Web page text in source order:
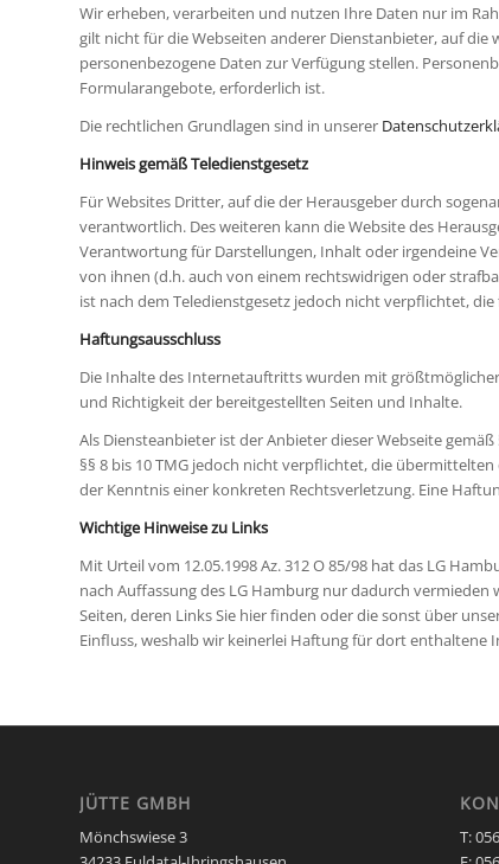
Wir erheben, verarbeiten und nutzen Ihre Daten nur im
gilt nicht für die Webseiten anderer Dienstanbieter, auf die
personenbezogene Daten zur Verfügung stellen.
Formularangebote, erforderlich ist.
Die rechtlichen Grundlagen sind in unserer
Hinweis gemäß Teledienstgesetz
Für Websites Dritter, auf die der Herausgeber durch
verantwortlich. Des weiteren kann die Website des
Verantwortung für Darstellungen, Inhalt oder irgendeine
von ihnen (d.h. auch von einem rechtswidrigen oder
ist nach dem Teledienstgesetz jedoch nicht verpflichtet,
Haftungsausschluss
Die Inhalte des Internetauftritts wurden mit
und Richtigkeit der bereitgestellten Seiten und Inhalte.
Als Diensteanbieter ist der Anbieter dieser Webseite
§§ 8 bis 10 TMG jedoch nicht verpflichtet, die
der Kenntnis einer konkreten Rechtsverletzung. Eine
Wichtige Hinweise zu Links
Mit Urteil vom 12.05.1998 Az. 312 O 85/98 hat das LG
nach Auffassung des LG Hamburg nur dadurch
Seiten, deren Links Sie hier finden oder die sonst über
Einfluss, weshalb wir keinerlei Haftung für dort
JÜTTE GMBH
Mönchswiese 3
T: